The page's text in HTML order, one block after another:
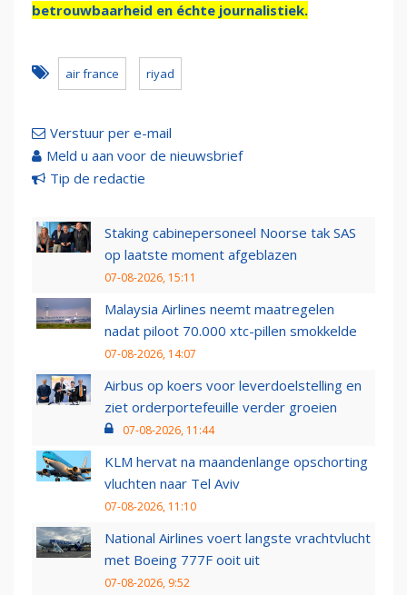
betrouwbaarheid en échte journalistiek.
air france riyad
Verstuur per e-mail
Meld u aan voor de nieuwsbrief
Tip de redactie
Staking cabinepersoneel Noorse tak SAS
op laatste moment afgeblazen
07-08-2026, 15:11
Malaysia Airlines neemt maatregelen
nadat piloot 70.000 xtc-pillen smokkelde
07-08-2026, 14:07
Airbus op koers voor leverdoelstelling en
ziet orderportefeuille verder groeien
07-08-2026, 11:44
KLM hervat na maandenlange opschorting
vluchten naar Tel Aviv
07-08-2026, 11:10
National Airlines voert langste vrachtvlucht
met Boeing 777F ooit uit
07-08-2026, 9:52